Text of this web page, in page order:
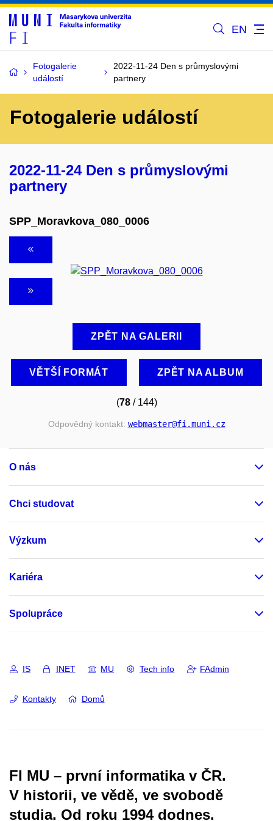
EN
Fotogalerie
událostí
2022-11-24 Den s průmyslovými
partnery
Fotogalerie událostí
2022-11-24 Den s průmyslovými
partnery
SPP_Moravkova_080_0006
ZPĚT NA GALERII
VĚTŠÍ FORMÁT ZPĚT NA ALBUM
(78/ 144)
Odpovědný kontakt: webmaster@fi.muni.cz
O nás
Chci studovat
Výzkum
Kariéra
Spolupráce
IS INET MU Tech info FAdmin
Kontakty Domů
FI MU – první informatika v ČR.
V historii, ve vědě, ve svobodě
studia. Od roku 1994 dodnes.